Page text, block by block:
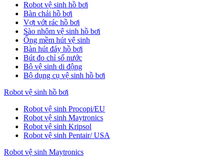
Robot vệ sinh hồ bơi
Bàn chải hồ bơi
Vợt vớt rác hồ bơi
Sào nhôm vệ sinh hồ bơi
Ống mềm hút vệ sinh
Bàn hút đáy hồ bơi
Bút đo chỉ số nước
Bộ vệ sinh di động
Bộ dụng cụ vệ sinh hồ bơi
Robot vệ sinh hồ bơi
Robot vệ sinh Procopi/EU
Robot vệ sinh Maytronics
Robot vệ sinh Kripsol
Robot vệ sinh Pentair/ USA
Robot vệ sinh Maytronics